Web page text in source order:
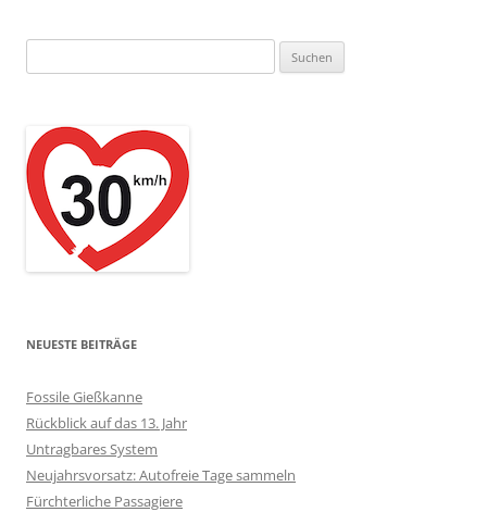
nach:
NEUESTE BEITRÄGE
Fossile Gießkanne
Rückblick auf das 13. Jahr
Untragbares System
Neujahrsvorsatz: Autofreie Tage sammeln
Fürchterliche Passagiere